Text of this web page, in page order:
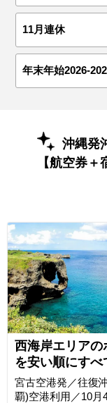
11月連休
年末年始2026-
沖縄発
【航空券＋
西海岸エリアの
を安い順にすべ
宮古空港発／往復
覇)空港利用／10月